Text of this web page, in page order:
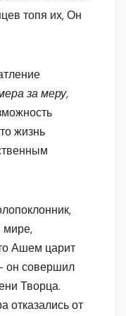
топя их, Он
за меру,
жизнь
мире,
Ашем царит
он совершил
Творца.
отказались от